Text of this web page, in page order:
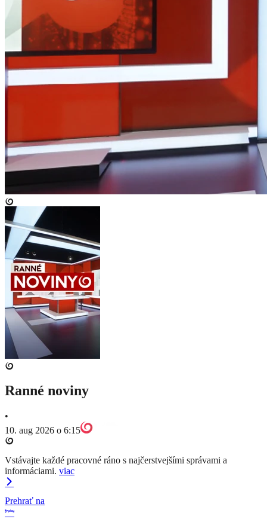
Ranné noviny
•
10. aug 2026 o 6:15
Vstávajte každé pracovné ráno s najčerstvejšími správami a
informáciami. viac
Prehrať na